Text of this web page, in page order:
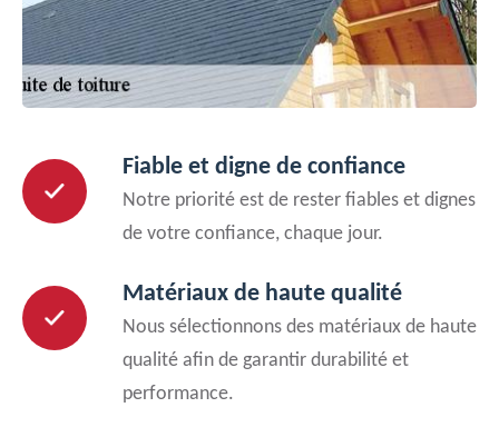
Fiable et digne de confiance
Notre priorité est de rester fiables et dignes
de votre confiance, chaque jour.
Matériaux de haute qualité
Nous sélectionnons des matériaux de haute
qualité afin de garantir durabilité et
performance.